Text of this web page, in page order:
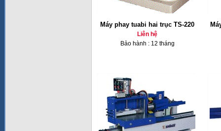
Máy phay tuabi hai trục TS-220
Liên hệ
Bảo hành : 12 tháng